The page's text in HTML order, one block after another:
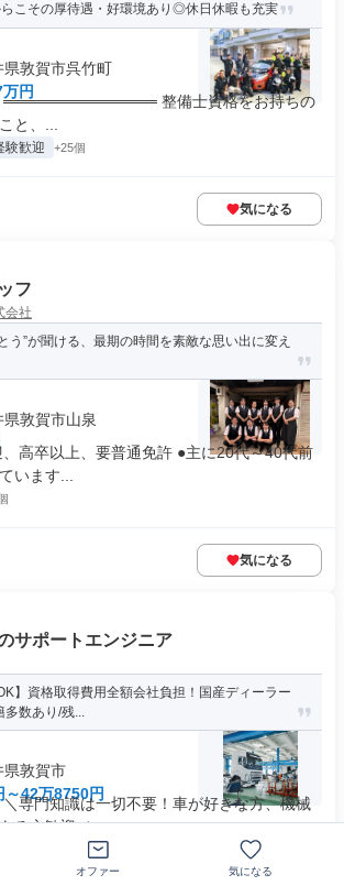
らこその厚待遇・好環境あり◎休日休暇も充実
敦賀市呉竹町
円
══════════════ 整備士資格をお持ちの
と、...
験歓迎 +25個
気になる
フ
会社
う”が聞ける、最期の時間を素敵な思い出に変え
敦賀市山泉
高卒以上、要普通免許 ●主に20代～40代前
います...
気になる
サポートエンジニア
】資格取得費用全額会社負担！国産ディーラー
多数あり/残...
県敦賀市
～42万8750円
専門知識は一切不要！車が好きな方、機械
る方歓迎／ ...
オファー 気になる